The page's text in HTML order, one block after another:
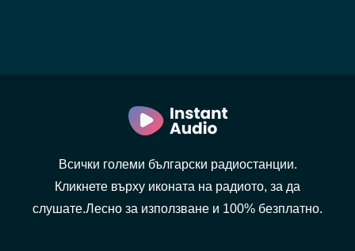
Всички големи български радиостанции.
Кликнете върху иконата на радиото, за да
слушате.Лесно за използване и 100% безплатно.